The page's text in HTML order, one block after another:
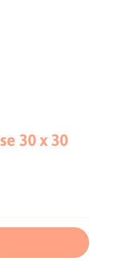
30 x 30